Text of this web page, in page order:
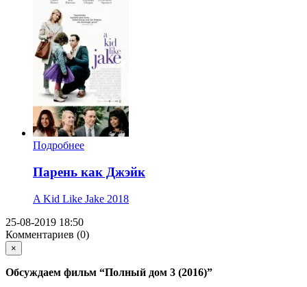
Подробнее
Парень как Джэйк
A Kid Like Jake 2018
25-08-2019 18:50
Комментариев (0)
×
Обсуждаем фильм “Полный дом 3 (2016)”